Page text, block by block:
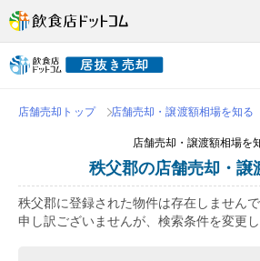
店舗売却トップ 店舗売却・譲渡額相場を知る
店舗売却・譲渡額相場を
秩父郡の店舗売却・譲
秩父郡に登録された物件は存在しませんで
申し訳ございませんが、検索条件を変更し